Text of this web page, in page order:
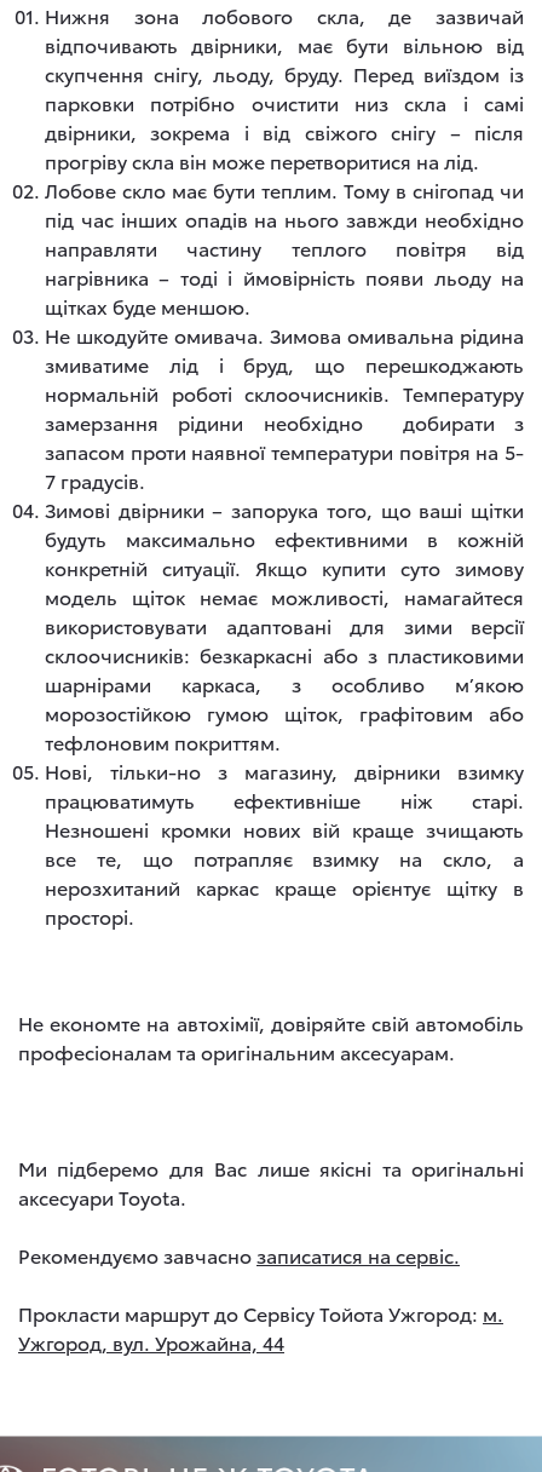
Нижня зона лобового скла, де зазвичай
відпочивають двірники, має бути вільною від
скупчення снігу, льоду, бруду. Перед виїздом із
парковки потрібно очистити низ скла і самі
двірники, зокрема і від свіжого снігу – після
прогріву скла він може перетворитися на лід.
Лобове скло має бути теплим. Тому в снігопад чи
під час інших опадів на нього завжди необхідно
направляти частину теплого повітря від
нагрівника – тоді і ймовірність появи льоду на
щітках буде меншою.
Не шкодуйте омивача. Зимова омивальна рідина
змиватиме лід і бруд, що перешкоджають
нормальній роботі склоочисників. Температуру
замерзання рідини необхідно добирати з
запасом проти наявної температури повітря на 5-
7 градусів.
Зимові двірники – запорука того, що ваші щітки
будуть максимально ефективними в кожній
конкретній ситуації. Якщо купити суто зимову
модель щіток немає можливості, намагайтеся
використовувати адаптовані для зими версії
склоочисників: безкаркасні або з пластиковими
шарнірами каркаса, з особливо м’якою
морозостійкою гумою щіток, графітовим або
тефлоновим покриттям.
Нові, тільки-но з магазину, двірники взимку
працюватимуть ефективніше ніж старі.
Незношені кромки нових вій краще зчищають
все те, що потрапляє взимку на скло, а
нерозхитаний каркас краще орієнтує щітку в
просторі.
Не економте на автохімії, довіряйте свій автомобіль
професіоналам та оригінальним аксесуарам.
Ми підберемо для Вас лише якісні та оригінальні
аксесуари Toyota.
Рекомендуємо завчаснозаписатися на сервіс.
Прокласти маршрут до Сервісу Тойота Ужгород: м.
Ужгород, вул. Урожайна, 44